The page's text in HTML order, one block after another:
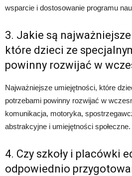
wsparcie i dostosowanie programu
3. Jakie są
które dzieci ze
powinny rozwijać w
Najważniejsze umiejętności, które
potrzebami powinny rozwijać w
komunikacja, motoryka,
abstrakcyjne i umiejętności społeczne.
4. Czy szkoły i placówki
odpowiednio